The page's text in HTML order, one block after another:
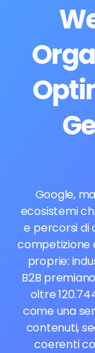
Google,
ecosistemi
e percorsi di
competizione
proprie:
B2B
oltre
come una
contenuti,
coerenti